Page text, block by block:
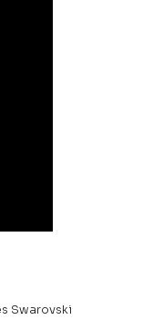
Swarovski